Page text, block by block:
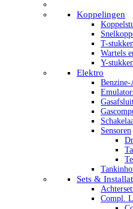
Koppelingen
T-
Wartels
Y-
Elektro
Sensoren
Sets &
Compl.